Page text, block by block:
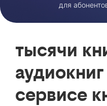
для
тысячи
сервисе